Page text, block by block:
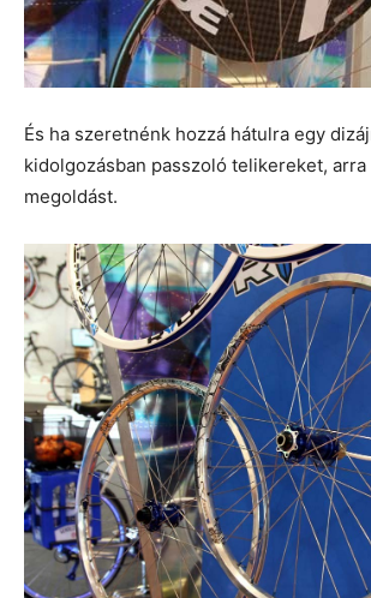
És ha szeretnénk hozzá hátulra egy
kidolgozásban passzoló telikereket, arra
megoldást.